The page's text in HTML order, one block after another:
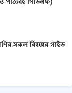
সকল বিষয়ের গাইড